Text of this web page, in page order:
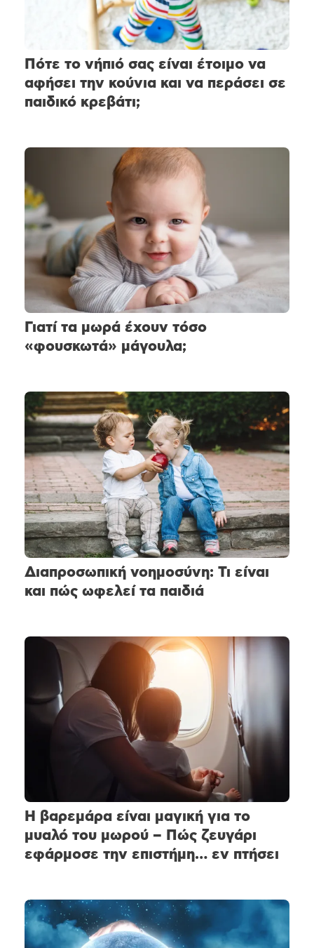
Πότε το νήπιό σας είναι έτοιμο να
αφήσει την κούνια και να περάσει σε
παιδικό κρεβάτι;
Γιατί τα μωρά έχουν τόσο
«φουσκωτά» μάγουλα;
Διαπροσωπική νοημοσύνη: Τι είναι
και πώς ωφελεί τα παιδιά
Η βαρεμάρα είναι μαγική για το
μυαλό του μωρού – Πώς ζευγάρι
εφάρμοσε την επιστήμη… εν πτήσει